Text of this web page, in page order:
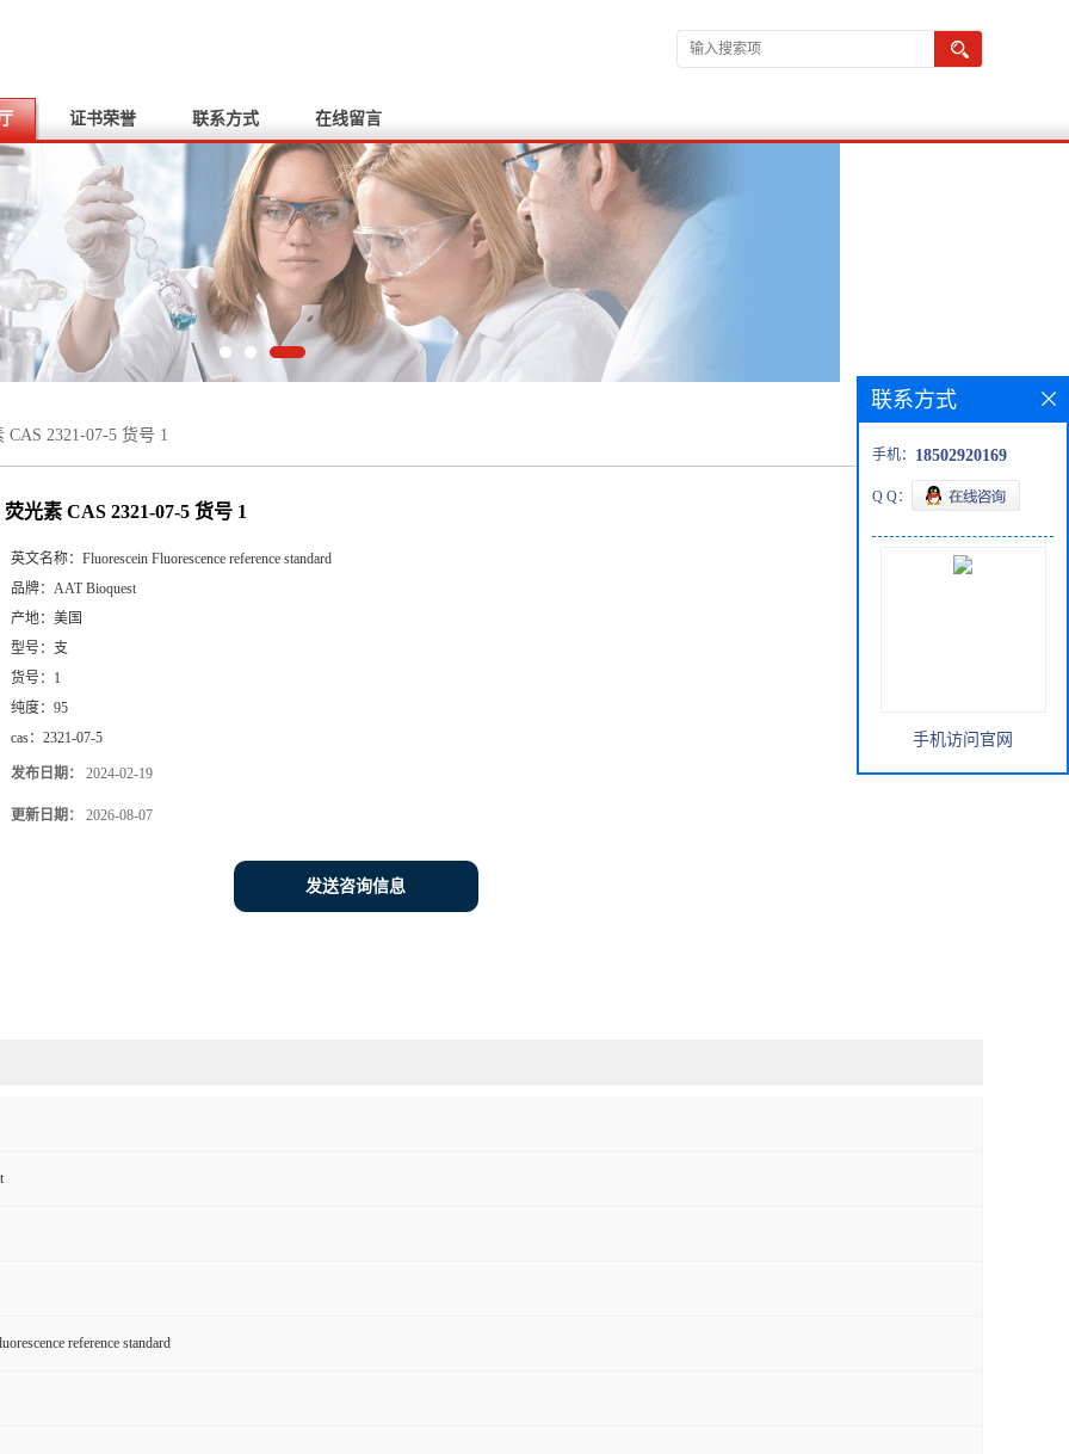
证书荣誉 联系方式 在线留言
CAS 2321-07-5 货号 1
荧光素 CAS 2321-07-5 货号 1
英文名称： Fluorescein Fluorescence reference standard
品牌： AAT Bioquest
产地： 美国
型号： 支
货号： 1
纯度： 95
cas： 2321-07-5
发布日期： 2024-02-19
更新日期： 2026-08-07
发送咨询信息
reference standard
联系方式
手机： 18502920169
Q Q：
手机访问官网